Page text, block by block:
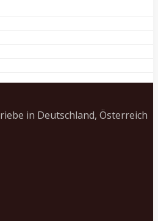
in Deutschland, Österreich